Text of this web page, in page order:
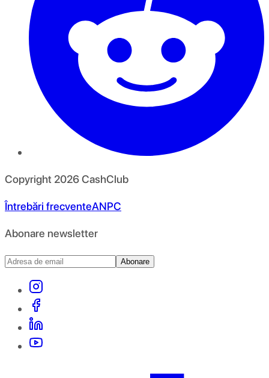
Copyright 2026CashClub
Întrebări frecventeANPC
Abonare newsletter
Abonare